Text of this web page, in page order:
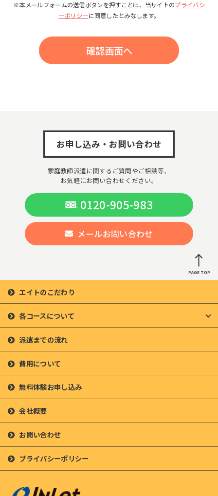
※本メールフォームの送信ボタンを押すことは、当サイトのプライバシ
ーポリシーに同意したとみなします。
お申し込み・お問い合わせ
家庭教師派遣に関するご質問やご相談等、
お気軽にお問い合わせください。
0120-905-983
メールお問い合わせ
PAGE TOP
エイトのこだわり
各コースについて
派遣までの流れ
費用について
無料体験お申し込み
会社概要
お問い合わせ
プライバシーポリシー